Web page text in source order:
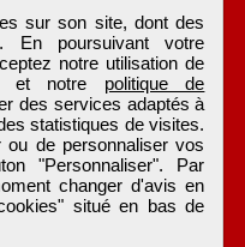
sur son site, dont des
En poursuivant votre
notre utilisation de
et notre politique de
des services adaptés à
statistiques de visites.
de personnaliser vos
"Personnaliser". Par
changer d'avis en
situé en bas de